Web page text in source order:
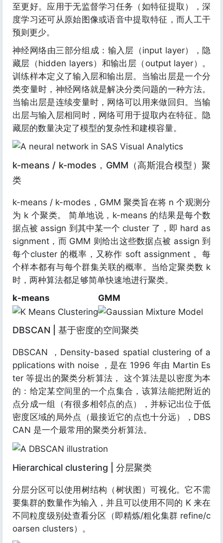
至更好。应用于无监督学习任务（如特征提取），深
度学习还可从原始图像或语音中提取特征，而人工干
预则更少。
神经网络由三部分组成：输入层（input layer），隐
藏层（hidden layers）和输出层（output layer）。
训练样本定义了输入层和输出层。当输出层是一个分
类变量时，神经网络就是解决分类问题的一种方法。
当输出层是连续变量时，网络可以用来做回归。当输
出层与输入层相同时，网络可用于提取内在特征。隐
藏层的数量决定了模型的复杂性和建模容量。
k-means / k-modes，GMM（高斯混合模型）聚
类
k-means / k-modes，GMM 聚类旨在将 n 个观测分
为 k 个聚类。 简单地说，k-means 的结果是每个数
据点被 assign 到其中某一个 cluster 了，即 hard as
signment，而 GMM 则给出这些数据点被 assign 到
每个cluster 的概率，又称作 soft assignment 。每
个样本都有与每个群集关联的概率。当给定聚类数 k
时，两种算法都足够简单快速地进行聚类。
k-means
GMM
DBSCAN | 基于密度的空间聚类
DBSCAN ，Density-based spatial clustering of a
pplications with noise ，是在 1996 年由 Martin Es
ter 等提出的聚类分析算法， 这个算法是以密度为本
的：给定某空间里的一个点集合，该算法能把附近的
点分成一组（有很多相邻点的点），并标记出位于低
密度区域的局外点（最接近它的点也十分远），DBS
CAN 是一个最常用的聚类分析算法。
Hierarchical clustering | 分层聚类
分层分区可以使用树结构（树状图）可视化。它不需
要集群的数量作为输入，并且可以使用不同的 K 来在
不同粒度级别处查看分区（即精炼/粗化集群 refine/c
oarsen clusters）。